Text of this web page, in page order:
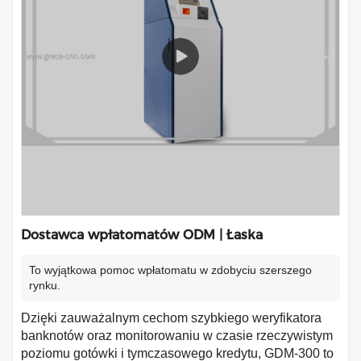
Dostawca wpłatomatów ODM | Łaska
To wyjątkowa pomoc wpłatomatu w zdobyciu szerszego
rynku.
Dzięki zauważalnym cechom szybkiego weryfikatora
banknotów oraz monitorowaniu w czasie rzeczywistym
poziomu gotówki i tymczasowego kredytu, GDM-300 to